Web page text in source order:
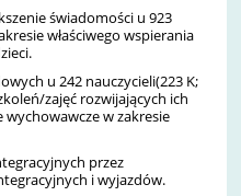
świadomości u 923
właściwego wspierania
u 242 nauczycieli(223 K;
zajęć rozwijających ich
w zakresie
przez
i wyjazdów.